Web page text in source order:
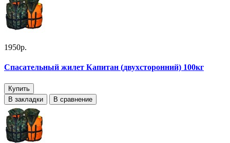
1950р.
Спасательный жилет Капитан (двухсторонний) 100кг
Купить
В закладки
В сравнение